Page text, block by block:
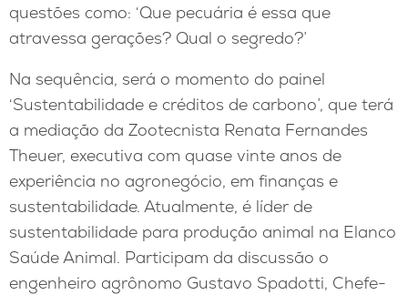
questões como: ‘Que pecuária é essa que
atravessa gerações? Qual o segredo?’
Na sequência, será o momento do painel
‘Sustentabilidade e créditos de carbono’, que terá
a mediação da Zootecnista Renata Fernandes
Theuer, executiva com quase vinte anos de
experiência no agronegócio, em finanças e
sustentabilidade. Atualmente, é líder de
sustentabilidade para produção animal na Elanco
Saúde Animal. Participam da discussão o
engenheiro agrônomo Gustavo Spadotti, Chefe-